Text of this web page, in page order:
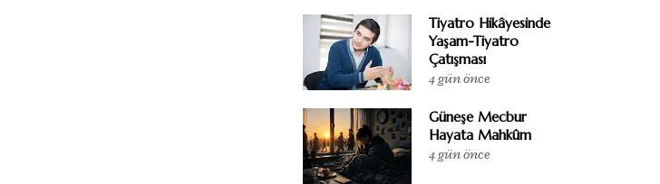
Tiyatro Hikâyesinde
Yaşam-Tiyatro
Çatışması
4 gün önce
Güneşe Mecbur
Hayata Mahkûm
4 gün önce